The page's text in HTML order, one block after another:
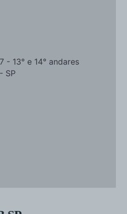
- 13° e 14° andares
SP